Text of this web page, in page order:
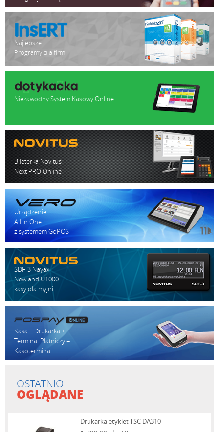
Najlepsze
Programy dla firm
Niezawodny System Kasowy Online
Bileterka Novitus
Next PRO Online
Urządzenie
All in One
z systemem GoPOS
SDF-3 Nayax
Newland U1000
kasy dla myjni
Kasa + Drukarka +
Terminal Płatniczy =
Kasoterminal
OSTATNIO
OGLĄDANE
Drukarka etykiet TSC DA310